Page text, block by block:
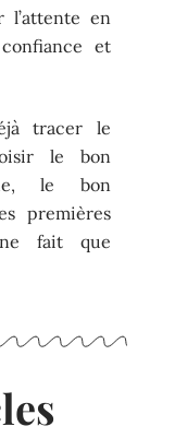
l’attente en
et
tracer le
le bon
le bon
premières
fait que